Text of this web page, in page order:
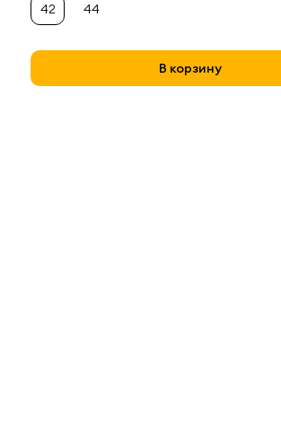
В корзину
42 44